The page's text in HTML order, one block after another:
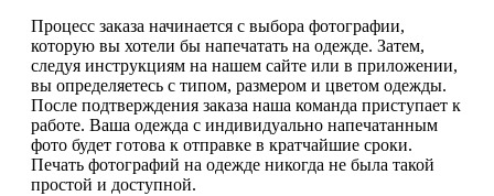
Процесс заказа начинается с выбора фотографии,
которую вы хотели бы напечатать на одежде. Затем,
следуя инструкциям на нашем сайте или в приложении,
вы определяетесь с типом, размером и цветом одежды.
После подтверждения заказа наша команда приступает к
работе. Ваша одежда с индивидуально напечатанным
фото будет готова к отправке в кратчайшие сроки.
Печать фотографий на одежде никогда не была такой
простой и доступной.